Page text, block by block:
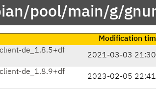
pool/main/g/
Modification
de_1.8.5+df
2021-03-03 21:30
de_1.8.9+df
2023-02-05 22:41